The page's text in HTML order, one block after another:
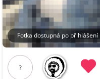
Fotka dostupná po přihlášení
?